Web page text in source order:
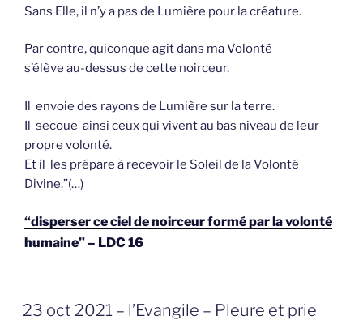
Sans Elle, il n’y a pas de Lumière pour la créature.
Par contre, quiconque agit dans ma Volonté
s’élève au-dessus de cette noirceur.
Il envoie des rayons de Lumière sur la terre.
Il secoue ainsi ceux qui vivent au bas niveau de leur
propre volonté.
Et il les prépare à recevoir le Soleil de la Volonté
Divine.”(…)
“disperser ce ciel de noirceur formé par la volonté
humaine” – LDC 16
GEPLAATST
OP
23 oct 2021 – l’Evangile – Pleure et prie